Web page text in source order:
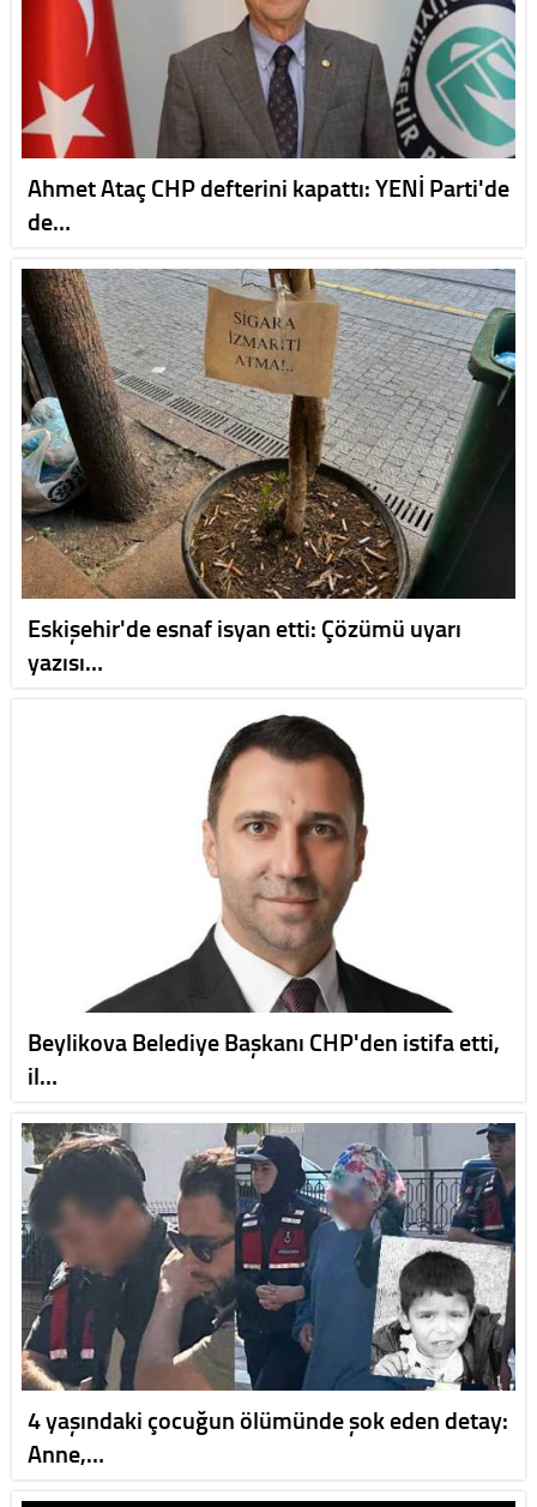
Ahmet Ataç CHP defterini kapattı: YENİ Parti'de
de…
Eskişehir'de esnaf isyan etti: Çözümü uyarı
yazısı…
Beylikova Belediye Başkanı CHP'den istifa etti,
il…
4 yaşındaki çocuğun ölümünde şok eden detay:
Anne,…